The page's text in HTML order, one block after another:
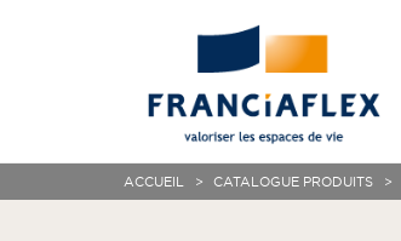
ACCUEIL CATALOGUE PRODUITS